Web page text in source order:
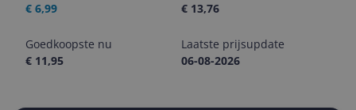
€ 6,99
€ 13,76
Goedkoopste nu
€ 11,95
Laatste prijsupdate
06-08-2026